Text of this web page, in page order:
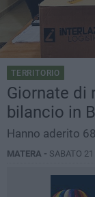
TERRITORIO
Giornate di
bilancio in
Hanno aderito
MATERA - SABATO